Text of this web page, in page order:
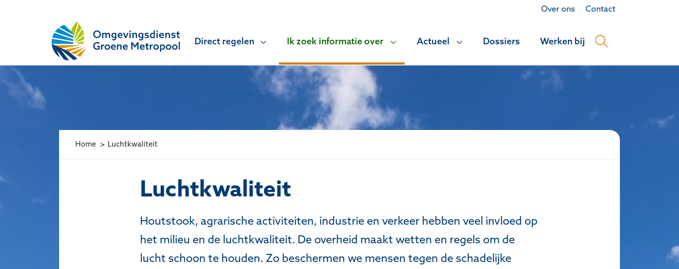
Over ons Contact
Omgevingsdienst Groene Metropool
Direct regelen
Ik zoek informatie over Actueel Dossiers Werken bij
Home Luchtkwaliteit
Luchtkwaliteit
Houtstook, agrarische activiteiten, industrie en verkeer hebben veel invloed op
het milieu en de luchtkwaliteit. De overheid maakt wetten en regels om de
lucht schoon te houden. Zo beschermen we mensen tegen de schadelijke